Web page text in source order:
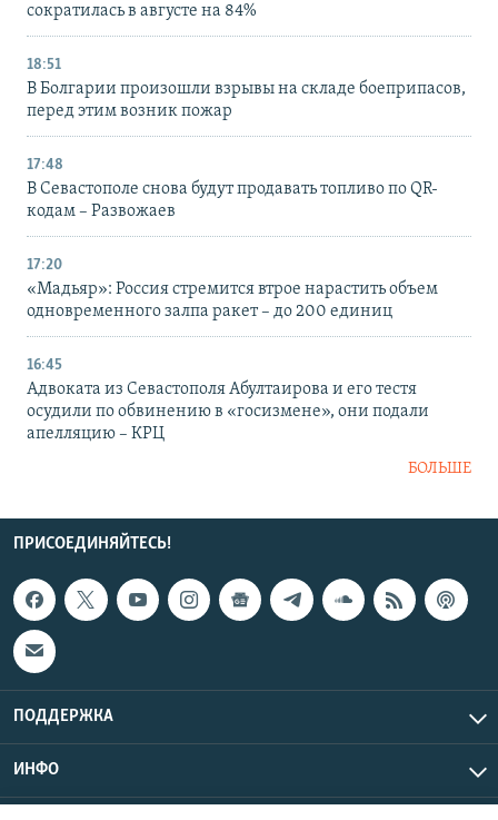
сократилась в августе на 84%
18:51
В Болгарии произошли взрывы на складе боеприпасов,
перед этим возник пожар
17:48
В Севастополе снова будут продавать топливо по QR-
кодам – Развожаев
17:20
«Мадьяр»: Россия стремится втрое нарастить объем
одновременного залпа ракет – до 200 единиц
16:45
Адвоката из Севастополя Абултаирова и его тестя
осудили по обвинению в «госизмене», они подали
апелляцию – КРЦ
БОЛЬШЕ
ПРИСОЕДИНЯЙТЕСЬ!
ПОДДЕРЖКА
ИНФО